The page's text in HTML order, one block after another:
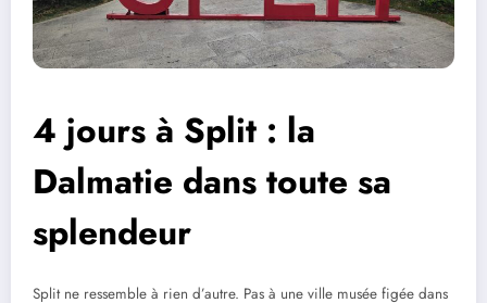
4 jours à Split : la
Dalmatie dans toute sa
splendeur
Split ne ressemble à rien d’autre. Pas à une ville musée figée dans